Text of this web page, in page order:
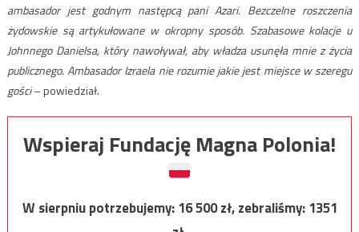
ambasador jest godnym następcą pani Azari. Bezczelne roszczenia
żydowskie są artykułowane w okropny sposób. Szabasowe kolacje u
Johnnego Danielsa, który nawoływał, aby władza usunęła mnie z życia
publicznego. Ambasador Izraela nie rozumie jakie jest miejsce w szeregu
gości– powiedział.
Wspieraj Fundację Magna Polonia!
W sierpniu potrzebujemy:16 500zł, zebraliśmy:1351